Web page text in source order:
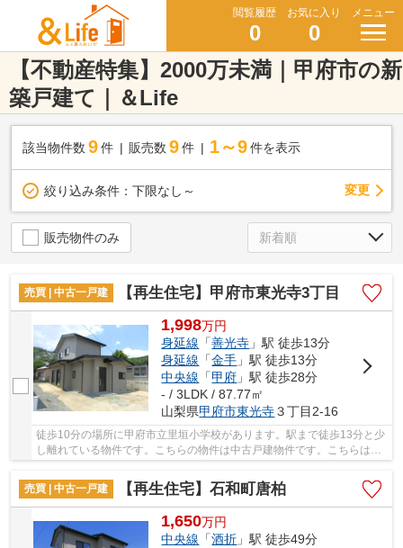
閲覧履歴
0
お気に入り
0
メニュー
【不動産特集】2000万未満｜甲府市の新
築戸建て｜＆Life
該当物件数 9件 販売数 9 件 1～9 件を表示
絞り込み条件： 下限なし～ 変更
販売物件のみ
売買 | 中古一戸建 【再生住宅】甲府市東光寺3丁目
1,998万円
身延線 「善光寺 」駅 徒歩13分
身延線 「金手 」駅 徒歩13分
中央線 「甲府 」駅 徒歩28分
- / 3LDK / 87.77㎡
山梨県甲府市東光寺３丁目2-16
徒歩10分の場所に甲府市立里垣小学校があります。駅まで徒歩13分と少
し離れている物件です。こちらの物件は中古戸建物件です。こちらは耐
売買 | 中古一戸建
【再生住宅】石和町唐柏
1,650万円
中央線 「酒折 」駅 徒歩49分